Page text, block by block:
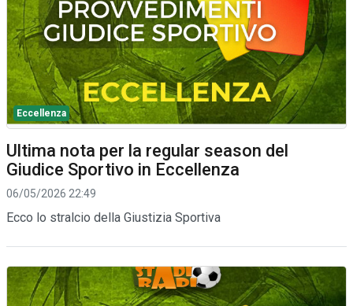
Eccellenza
Ultima nota per la regular season del
Giudice Sportivo in Eccellenza
06/05/2026 22:49
Ecco lo stralcio della Giustizia Sportiva